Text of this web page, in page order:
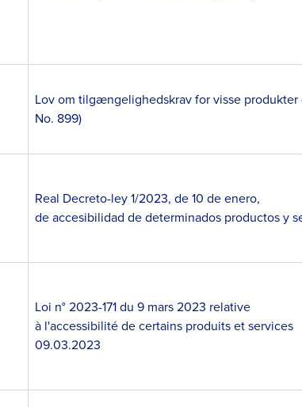
Lov om tilgængelighedskrav for visse
No. 899)
Real Decreto-ley 1/2023, de 10 de enero,
de accesibilidad de determinados productos y
Loi n° 2023-171 du 9 mars 2023 relative
à l'accessibilité de certains produits et services
09.03.2023